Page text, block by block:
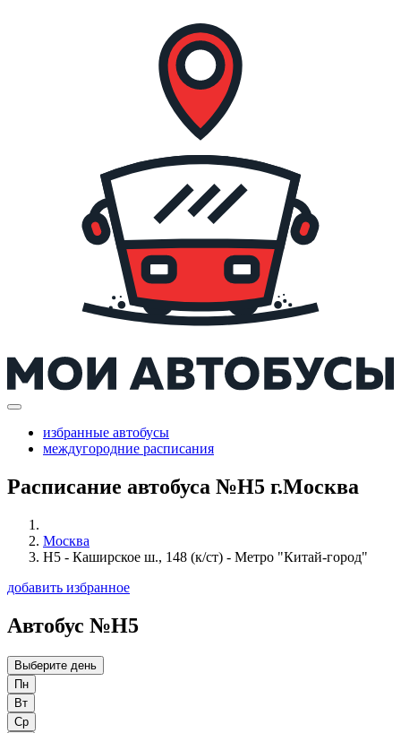
избранные автобусы
междугородние расписания
Расписание автобуса №Н5 г.Москва
Москва
Н5 - Каширское ш., 148 (к/ст) - Метро "Китай-город"
добавить избранное
Автобус №Н5
Выберите день
Пн
Вт
Ср